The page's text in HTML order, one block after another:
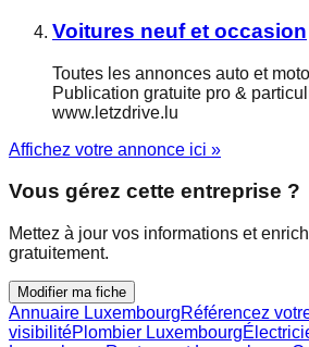
Voitures neuf et occasion
Toutes les annonces auto et moto
Publication gratuite pro &
www.letzdrive.lu
Affichez votre annonce ici »
Vous gérez cette entreprise ?
Mettez à jour vos informations et
gratuitement.
Modifier ma fiche
Annuaire LuxembourgRéférencez
visibilitéPlombier Luxembourg